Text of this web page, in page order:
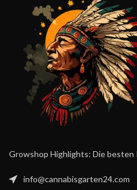
wodurch sie für Züchter aller
Erfahrungsstufen bestens
geeignet ist.
Growshop Highlights: Die
info@cannabisgarten24.com